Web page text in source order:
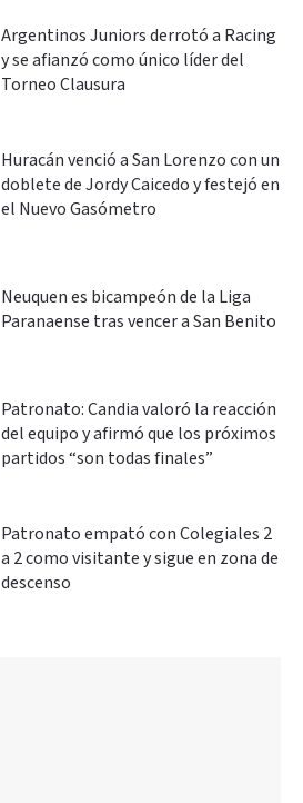
Argentinos Juniors derrotó a Racing
y se afianzó como único líder del
Torneo Clausura
Huracán venció a San Lorenzo con un
doblete de Jordy Caicedo y festejó en
el Nuevo Gasómetro
Neuquen es bicampeón de la Liga
Paranaense tras vencer a San Benito
Patronato: Candia valoró la reacción
del equipo y afirmó que los próximos
partidos “son todas finales”
Patronato empató con Colegiales 2
a 2 como visitante y sigue en zona de
descenso